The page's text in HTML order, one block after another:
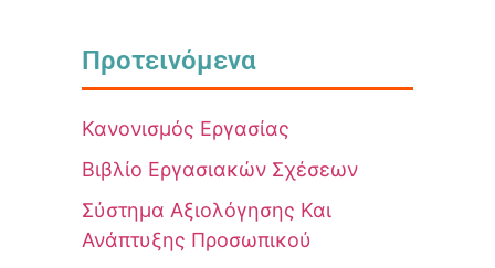
Προτεινόμενα
Κανονισμός Εργασίας
Βιβλίο Εργασιακών Σχέσεων
Σύστημα Αξιολόγησης Και
Ανάπτυξης Προσωπικού